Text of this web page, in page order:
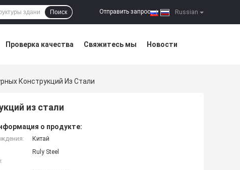
Russian
Отправить запрос |
Поиск
Проверка качества Свяжитесь мы Новости
Конструкций Из Стали
из стали
о продукте:
Китай
Ruly Steel